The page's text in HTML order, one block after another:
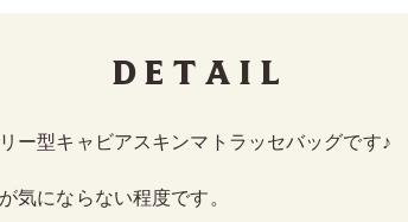
Detail
ー型キャビアスキンマトラッセバッグです♪
気にならない程度です。